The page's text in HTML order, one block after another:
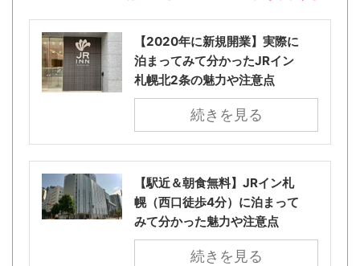
【2020年に新規開業】実際に
泊まってみて分かったJRイン
札幌北2条の魅力や注意点
続きを見る
【駅近＆朝食無料】JRイン札
幌（西口徒歩4分）に泊まって
みて分かった魅力や注意点
続きを見る